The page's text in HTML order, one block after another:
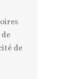
de